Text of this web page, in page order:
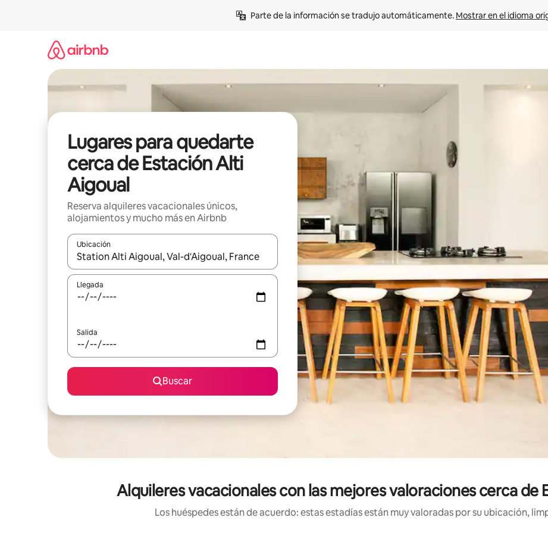
Parte de la información se tradujo automáticamente. Mostrar en el idioma
Lugares para quedarte
cerca de Estación Alti
Aigoual
Reserva alquileres vacacionales únicos,
alojamientos y mucho más en Airbnb
Ubicación
Cuando los resultados estén disponibles, navega con las teclas de flecha hacia arriba y hacia abajo o explora con el tacto o
Llegada
Salida
Buscar
Alquileres vacacionales con las mejores valoraciones cerca de
Los huéspedes están de acuerdo: estas estadías están muy valoradas por su ubicación,